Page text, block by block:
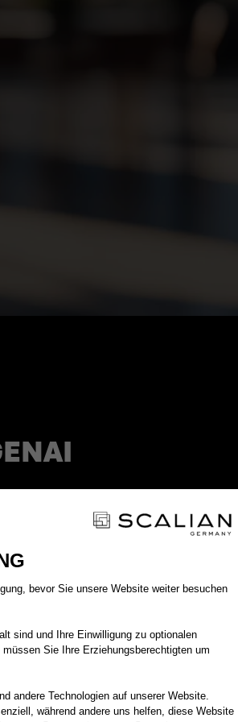
stehen die
uns proaktiv ein und geben
kleinen und großen
Schaffe einen echten
zu vertiefen,
sind und Ihre Einwilligung zu optionalen
Sie Ihre Erziehungsberechtigten um
andere Technologien auf unserer Website.
während andere uns helfen, diese Website